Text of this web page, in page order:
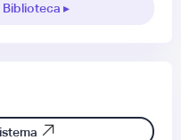
Biblioteca ▸